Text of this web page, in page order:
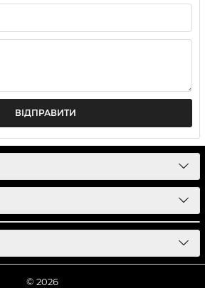
ВІДПРАВИТИ
© 2026